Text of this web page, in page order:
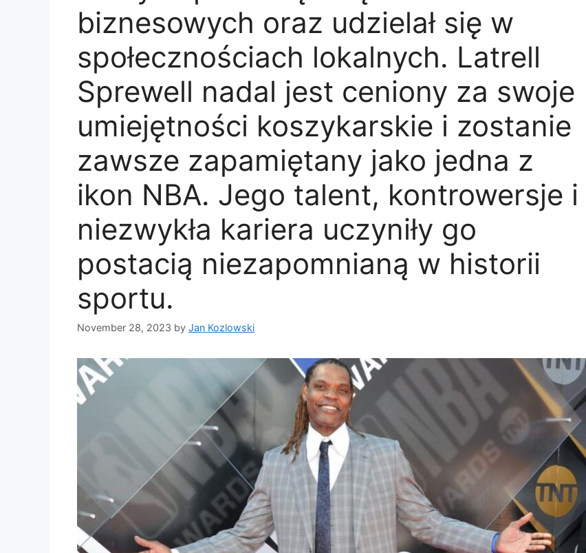
biznesowych oraz udzielał się w
społecznościach lokalnych. Latrell
Sprewell nadal jest ceniony za swoje
umiejętności koszykarskie i zostanie
zawsze zapamiętany jako jedna z
ikon NBA. Jego talent, kontrowersje i
niezwykła kariera uczyniły go
postacią niezapomnianą w historii
sportu.
November 28, 2023 by Jan Kozlowski